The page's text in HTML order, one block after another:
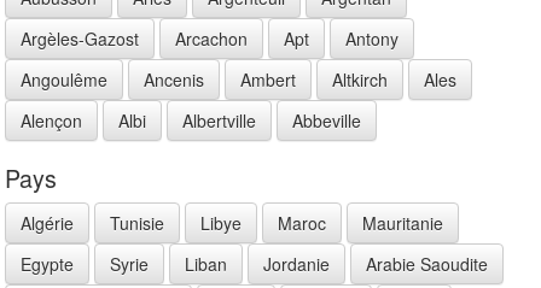
Argèles-Gazost
Arcachon Apt
Antony
Angoulême
Ancenis Ambert Altkirch
Ales
Alençon
Albi Albertville Abbeville
Pays
Algérie Tunisie Libye Maroc
Mauritanie
Egypte
Syrie Liban Jordanie
Arabie Saoudite